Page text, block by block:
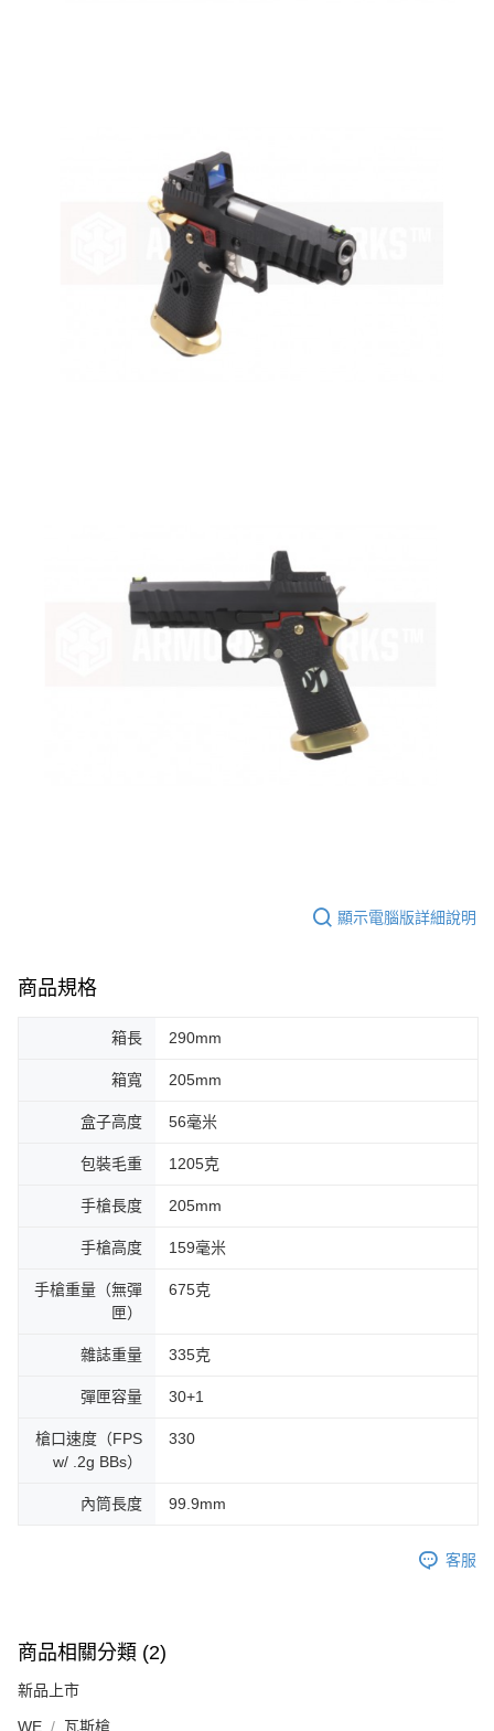
顯示電腦版詳細說明
商品規格
箱長 290mm
箱寬 205mm
盒子高度 56毫米
包裝毛重 1205克
手槍長度 205mm
手槍高度 159毫米
手槍重量（無彈
匣）
675克
雜誌重量 335克
彈匣容量 30+1
槍口速度（FPS
w/ .2g BBs）
330
內筒長度 99.9mm
客服
商品相關分類 (2)
新品上市
WE 瓦斯槍